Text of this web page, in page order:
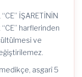
İŞARETİNİN
harflerinden
ve
asgarî 5